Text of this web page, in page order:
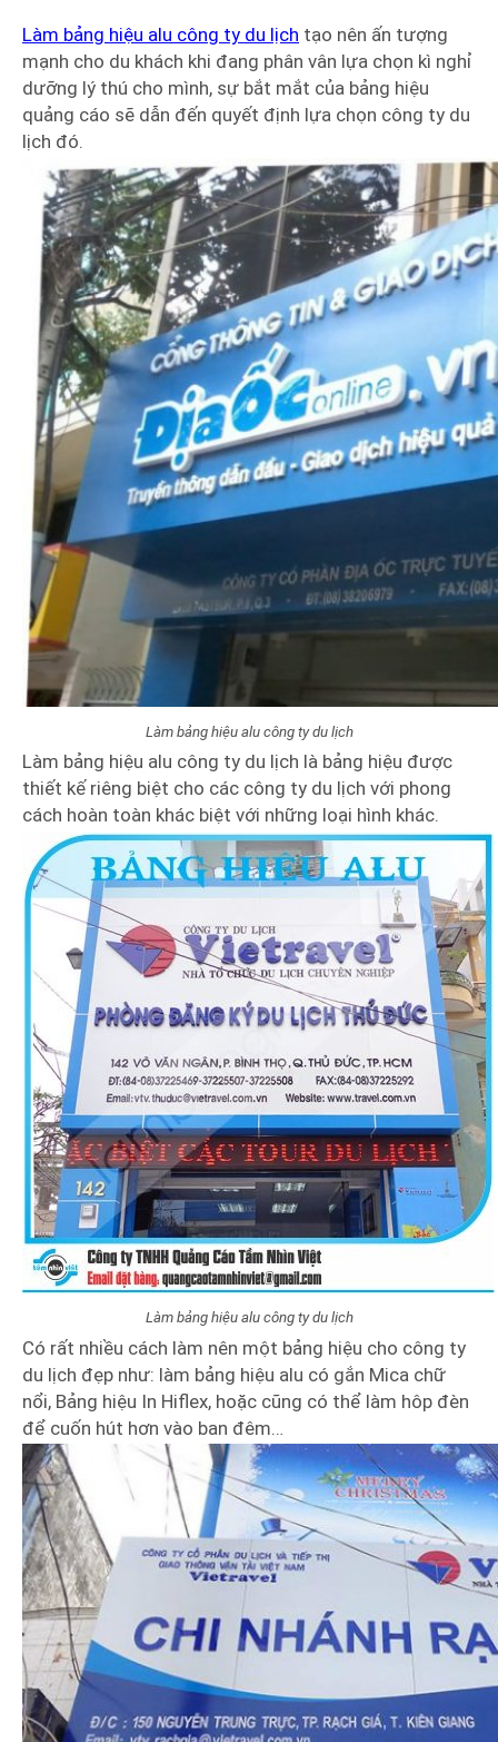
Làm bảng hiệu alu công ty du lịch tạo nên ấn tượng
mạnh cho du khách khi đang phân vân lựa chọn kì nghỉ
dưỡng lý thú cho mình, sự bắt mắt của bảng hiệu
quảng cáo sẽ dẫn đến quyết định lựa chọn công ty du
lịch đó.
Làm bảng hiệu alu công ty du lịch
Làm bảng hiệu alu công ty du lịch là bảng hiệu được
thiết kế riêng biệt cho các công ty du lịch với phong
cách hoàn toàn khác biệt với những loại hình khác.
Làm bảng hiệu alu công ty du lịch
Có rất nhiều cách làm nên một bảng hiệu cho công ty
du lịch đẹp như: làm bảng hiệu alu có gắn Mica chữ
nổi, Bảng hiệu In Hiflex, hoặc cũng có thể làm hôp đèn
để cuốn hút hơn vào ban đêm…